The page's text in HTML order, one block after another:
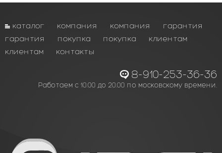
каталог компания компания
гарантия
гарантия
покупка покупка
клиентам
клиентам
контакты
8-910-253-36-36
Работаем с 10.00 до 20.00 по московскому времени.